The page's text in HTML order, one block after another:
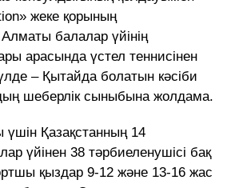
жеке қорының
балалар үйінің
арасында үстел теннисінен
– Қытайда болатын кәсіби
шеберлік сыныбына жолдама.
үшін Қазақстанның 14
үйінен 38 тәрбиеленушісі бақ
қыздар 9-12 және 13-16 жас